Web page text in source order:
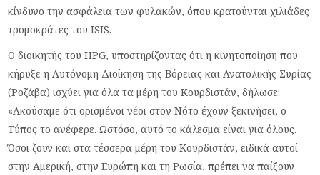
κίνδυνο την ασφάλεια των φυλακών, όπου κρατούνται χιλιάδες
τρομοκράτες του ISIS.
Ο διοικητής του HPG, υποστηρίζοντας ότι η κινητοποίηση που
κήρυξε η Αυτόνομη Διοίκηση της Βόρειας και Ανατολικής Συρίας
(Ροζάβα) ισχύει για όλα τα μέρη του Κουρδιστάν, δήλωσε:
«Ακούσαμε ότι ορισμένοι νέοι στον Νότο έχουν ξεκινήσει, ο
Τύπος το ανέφερε. Ωστόσο, αυτό το κάλεσμα είναι για όλους.
Όσοι ζουν και στα τέσσερα μέρη του Κουρδιστάν, ειδικά αυτοί
στην Αμερική, στην Ευρώπη και τη Ρωσία, πρέπει να παίξουν